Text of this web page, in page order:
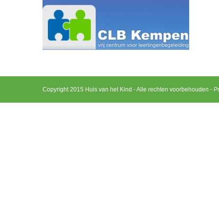
Copyright 2015 Huis van het Kind - Alle rechten voorbehouden -